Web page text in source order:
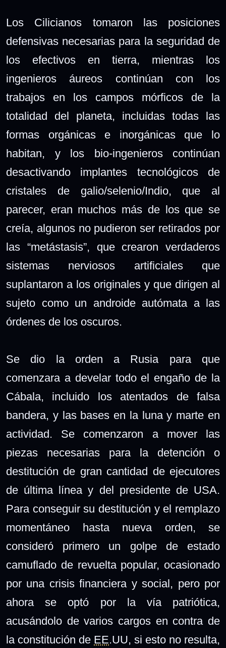
Los Cilicianos tomaron las posiciones
defensivas necesarias para la seguridad de
los efectivos en tierra, mientras los
ingenieros áureos continúan con los
trabajos en los campos mórficos de la
totalidad del planeta, incluidas todas las
formas orgánicas e inorgánicas que lo
habitan, y los bio-ingenieros continúan
desactivando implantes tecnológicos de
cristales de galio/selenio/Indio, que al
parecer, eran muchos más de los que se
creía, algunos no pudieron ser retirados por
las “metástasis”, que crearon verdaderos
sistemas nerviosos artificiales que
suplantaron a los originales y que dirigen al
sujeto como un androide autómata a las
órdenes de los oscuros.
Se dio la orden a Rusia para que
comenzara a develar todo el engaño de la
Cábala, incluido los atentados de falsa
bandera, y las bases en la luna y marte en
actividad. Se comenzaron a mover las
piezas necesarias para la detención o
destitución de gran cantidad de ejecutores
de última línea y del presidente de USA.
Para conseguir su destitución y el remplazo
momentáneo hasta nueva orden, se
consideró primero un golpe de estado
camuflado de revuelta popular, ocasionado
por una crisis financiera y social, pero por
ahora se optó por la vía patriótica,
acusándolo de varios cargos en contra de
la constitución de EE.UU, si esto no resulta,